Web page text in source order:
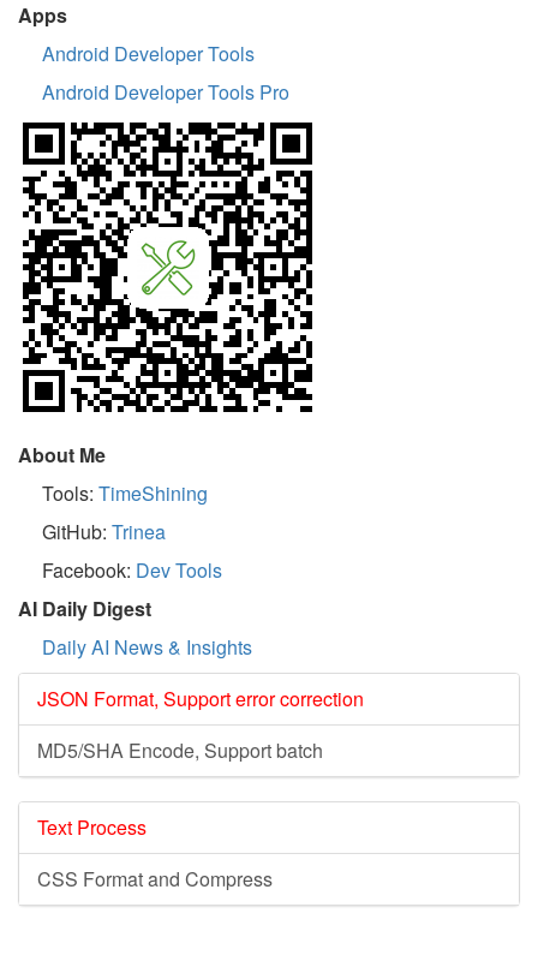
Apps
Android Developer Tools
Android Developer Tools Pro
About Me
Tools: TimeShining
GitHub: Trinea
Facebook: Dev Tools
AI Daily Digest
Daily AI News & Insights
JSON Format, Support error correction
MD5/SHA Encode, Support batch
Text Process
CSS Format and Compress